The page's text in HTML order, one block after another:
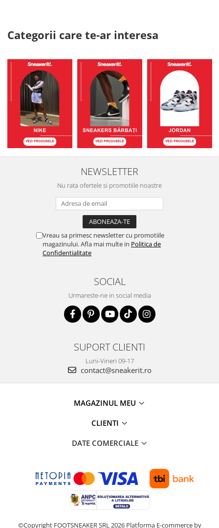
Categorii care te-ar interesa
NEWSLETTER
Nu rata ofertele si promotiile noastre
Vreau sa primesc newsletter cu promotiile
magazinului. Afla mai multe in Politica de
Confidentialitate
SOCIAL
Urmareste-ne in social media
SUPORT CLIENTI
Luni-Vineri 09-17
contact@sneakerit.ro
MAGAZINUL MEU
CLIENTI
DATE COMERCIALE
©Copyright FOOTSNEAKER SRL 2026 Platforma E-commerce by